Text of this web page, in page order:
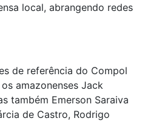
local, abrangendo redes
de referência do Compol
amazonenses Jack
também Emerson Saraiva
de Castro, Rodrigo